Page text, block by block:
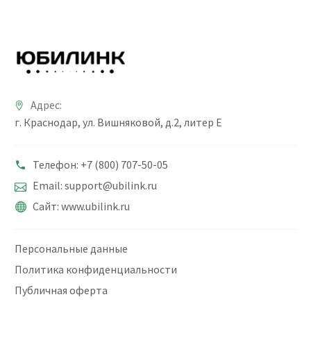
Адрес:
г. Краснодар, ул. Вишняковой, д.2, литер Е
Телефон: +7 (800) 707-50-05
Email: support@ubilink.ru
Сайт: www.ubilink.ru
Персональные данные
Политика конфиденциальности
Публичная оферта